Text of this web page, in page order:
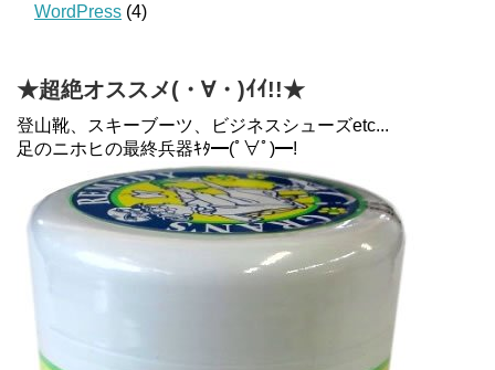
WordPress (4)
★超絶オススメ(・∀・)ｲｲ!!★
登山靴、スキーブーツ、ビジネスシューズetc...
足のニホヒの最終兵器ｷﾀ━(ﾟ∀ﾟ)━!